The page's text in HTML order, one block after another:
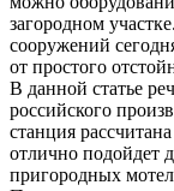
загородном
сооружений
от простого
В данной статье
российского
станция
отлично подойдет
пригородных